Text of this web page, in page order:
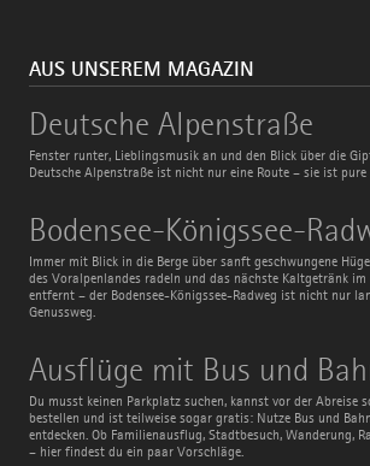
AUS UNSEREM MAGAZIN
Deutsche Alpenstraße
Fenster runter, Lieblingsmusik an und den Blick über die
Deutsche Alpenstraße ist nicht nur eine Route – sie ist
Deutsche
Alpenstraße
Bodensee-Königssee-
Immer mit Blick in die Berge über sanft geschwungene
des Voralpenlandes radeln und das nächste Kaltgetränk
entfernt – der Bodensee-Königssee-Radweg ist nicht nur
Genussweg.
Bodensee-
Königssee-
Radweg
Ausflüge mit Bus und
Du musst keinen Parkplatz suchen, kannst vor der Abreise
bestellen und ist teilweise sogar gratis: Nutze Bus und
entdecken. Ob Familienausflug, Stadtbesuch, Wanderung,
– hier findest du ein paar Vorschläge.
Ausflüge
mit
Bus
und
Bahn